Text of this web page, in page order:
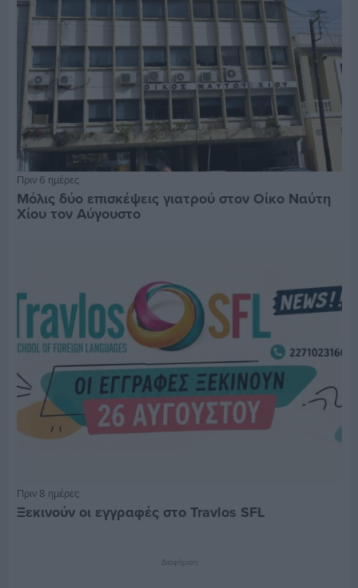
Πριν 6 ημέρες
Μόλις δύο επισκέψεις γιατρού στον Οίκο Ναύτη
Χίου τον Αύγουστο
Πριν 8 ημέρες
Ξεκινούν οι εγγραφές στο Travlos SFL
Διαφήμιση